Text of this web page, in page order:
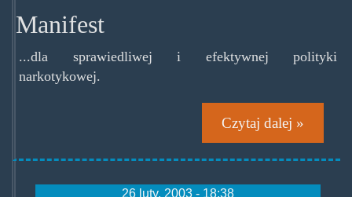
Manifest
...dla sprawiedliwej i efektywnej polityki
narkotykowej.
Czytaj dalej »
26 luty, 2003 - 18:38